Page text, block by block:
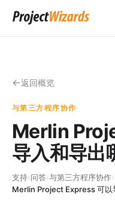
返回概览
与第三方程序协作
Merlin
导入和导出
支持›问答›与第三方程序协作›
Merlin Project Express 可以